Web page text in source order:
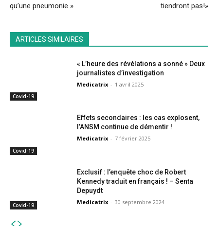
qu’une pneumonie » tiendront pas!»
ARTICLES SIMILAIRES
Covid-19
« L’heure des révélations a sonné » Deux
journalistes d’investigation
Medicatrix - 1 avril 2025
Covid-19
Effets secondaires : les cas explosent,
l’ANSM continue de démentir !
Medicatrix - 7 février 2025
Covid-19
Exclusif : l’enquête choc de Robert
Kennedy traduit en français ! – Senta
Depuydt
Medicatrix - 30 septembre 2024